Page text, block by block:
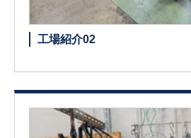
工場紹介02